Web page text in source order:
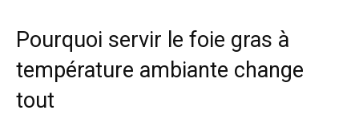
Pourquoi servir le foie gras à
température ambiante change
tout